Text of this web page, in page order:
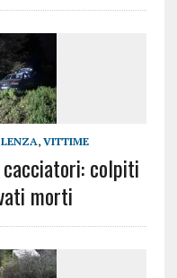
, VITTIME
colpiti
morti